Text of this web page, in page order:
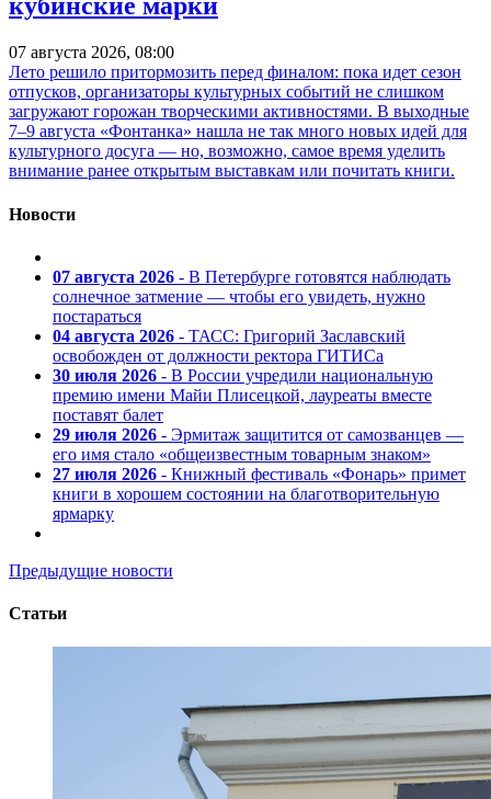
кубинские марки
07 августа 2026, 08:00
Лето решило притормозить перед финалом: пока идет сезон
отпусков, организаторы культурных событий не слишком
загружают горожан творческими активностями. В выходные
7–9 августа «Фонтанка» нашла не так много новых идей для
культурного досуга — но, возможно, самое время уделить
внимание ранее открытым выставкам или почитать книги.
Новости
07 августа 2026 - В Петербурге готовятся наблюдать
солнечное затмение — чтобы его увидеть, нужно
постараться
04 августа 2026 - ТАСС: Григорий Заславский
освобожден от должности ректора ГИТИСа
30 июля 2026 - В России учредили национальную
премию имени Майи Плисецкой, лауреаты вместе
поставят балет
29 июля 2026 - Эрмитаж защитится от самозванцев —
его имя стало «общеизвестным товарным знаком»
27 июля 2026 - Книжный фестиваль «Фонарь» примет
книги в хорошем состоянии на благотворительную
ярмарку
Предыдущие новости
Статьи